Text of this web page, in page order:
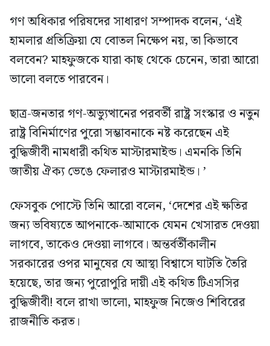
গণ অধিকার পরিষদের সাধারণ সম্পাদক বলেন, ‘এই
হামলার প্রতিক্রিয়া যে বোতল নিক্ষেপ নয়, তা কিভাবে
বলবেন? মাহফুজকে যারা কাছ থেকে চেনেন, তারা আরো
ভালো বলতে পারবেন।
ছাত্র-জনতার গণ-অভ্যুত্থানের পরবর্তী রাষ্ট্র সংস্কার ও নতুন
রাষ্ট্র বিনির্মাণের পুরো সম্ভাবনাকে নষ্ট করেছেন এই
বুদ্ধিজীবী নামধারী কথিত মাস্টারমাইন্ড। এমনকি তিনি
জাতীয় ঐক্য ভেঙে ফেলারও মাস্টারমাইন্ড। ’
ফেসবুক পোস্টে তিনি আরো বলেন, ‘দেশের এই ক্ষতির
জন্য ভবিষ্যতে আপনাকে-আমাকে যেমন খেসারত দেওয়া
লাগবে, তাকেও দেওয়া লাগবে। অন্তর্বর্তীকালীন
সরকারের ওপর মানুষের যে আস্থা বিশ্বাসে ঘাটতি তৈরি
হয়েছে, তার জন্য পুরোপুরি দায়ী এই কথিত টিএসসির
বুদ্ধিজীবী! বলে রাখা ভালো, মাহফুজ নিজেও শিবিরের
রাজনীতি করত।